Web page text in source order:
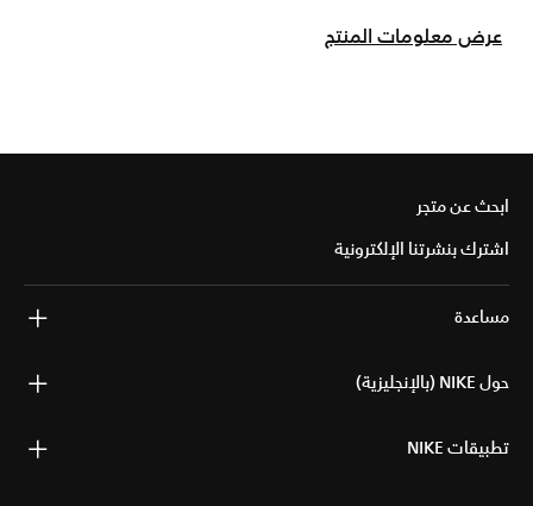
عرض معلومات المنتج
ابحث عن متجر
اشترك بنشرتنا الإلكترونية
مساعدة
حول NIKE (بالإنجليزية)
تطبيقات NIKE